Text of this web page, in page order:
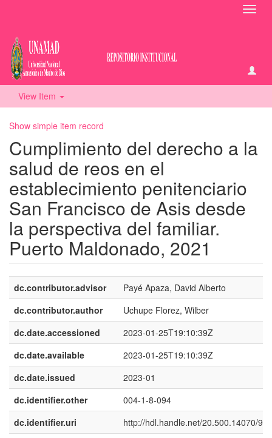
View Item
Show simple item record
Cumplimiento del derecho a la
salud de reos en el
establecimiento penitenciario
San Francisco de Asis desde
la perspectiva del familiar.
Puerto Maldonado, 2021
dc.contributor.advisor
Payé Apaza, David Alberto
dc.contributor.author
Uchupe Florez, Wilber
dc.date.accessioned
2023-01-25T19:10:39Z
dc.date.available
2023-01-25T19:10:39Z
dc.date.issued
2023-01
dc.identifier.other
004-1-8-094
dc.identifier.uri
http://hdl.handle.net/20.500.14070/917